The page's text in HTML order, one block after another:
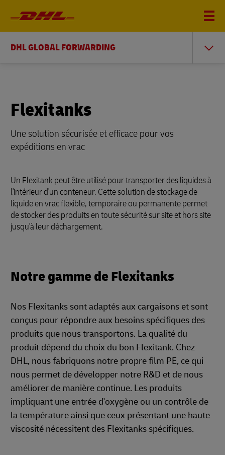
DHL GLOBAL FORWARDING
Flexitanks
Une solution sécurisée et efficace pour vos
expéditions en vrac
Un Flexitank peut être utilisé pour transporter des liquides à
l'intérieur d'un conteneur. Cette solution de stockage de
liquide en vrac flexible, temporaire ou permanente permet
de stocker des produits en toute sécurité sur site et hors site
jusqu'à leur déchargement.
Notre gamme de Flexitanks
Nos Flexitanks sont adaptés aux cargaisons et sont
conçus pour répondre aux besoins spécifiques des
produits que nous transportons. La qualité du
produit dépend du choix du bon Flexitank. Chez
DHL, nous fabriquons notre propre film PE, ce qui
nous permet de développer notre R&D et de nous
améliorer de manière continue. Les produits
impliquant une entrée d'oxygène ou un contrôle de
la température ainsi que ceux présentant une haute
viscosité nécessitent des Flexitanks spécifiques.